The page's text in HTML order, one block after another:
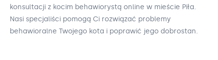
konsultacji z kocim behawiorystą online w mieście Piła.
Nasi specjaliści pomogą Ci rozwiązać problemy
behawioralne Twojego kota i poprawić jego dobrostan.